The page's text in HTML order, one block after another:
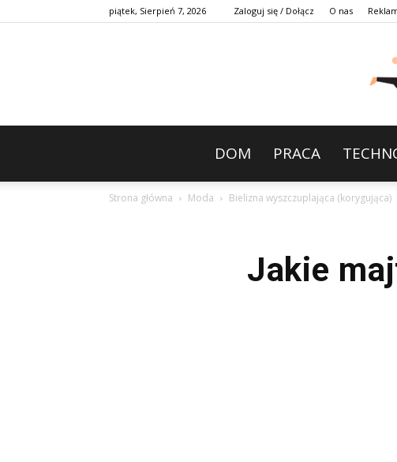
piątek, Sierpień 7, 2026 Zaloguj się / Dołącz O nas
DOM PRACA
Strona główna Moda Bielizna wyszczuplająca (korygująca)
Jakie